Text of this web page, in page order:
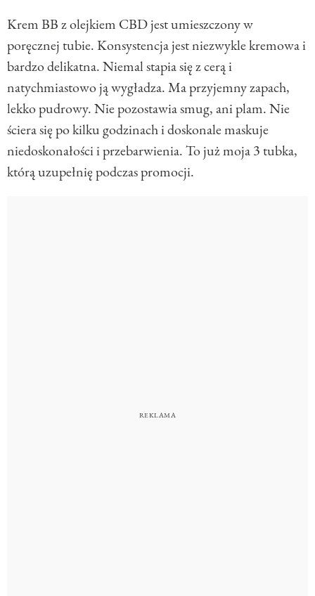
Krem BB z olejkiem CBD jest umieszczony w
poręcznej tubie. Konsystencja jest niezwykle kremowa i
bardzo delikatna. Niemal stapia się z cerą i
natychmiastowo ją wygładza. Ma przyjemny zapach,
lekko pudrowy. Nie pozostawia smug, ani plam. Nie
ściera się po kilku godzinach i doskonale maskuje
niedoskonałości i przebarwienia. To już moja 3 tubka,
którą uzupełnię podczas promocji.